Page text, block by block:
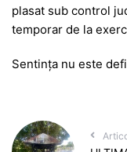
plasat sub control
temporar de la
Sentința nu este